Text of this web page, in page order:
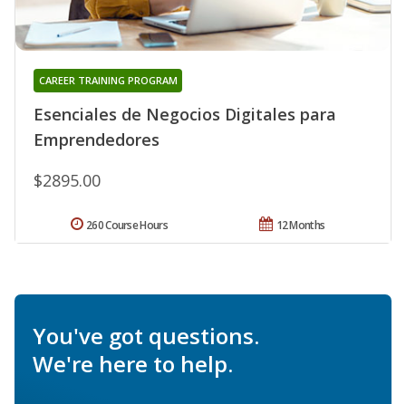
Esenciales de Negocios Digitales para
Emprendedores
CAREER TRAINING PROGRAM
$2895.00
12 Months
260 Course Hours
You've got questions.
We're here to help.